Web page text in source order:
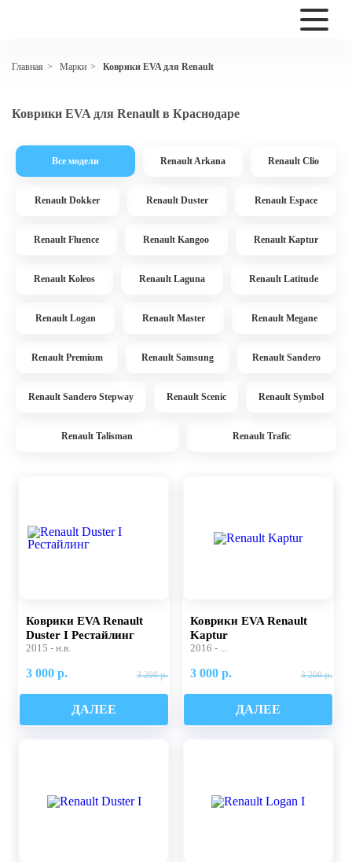
Главная > Марки > Коврики EVA для Renault
Коврики EVA для Renault в Краснодаре
Все модели Renault Arkana Renault Clio
Renault Dokker Renault Duster Renault Espace
Renault Fluence Renault Kangoo Renault Kaptur
Renault Koleos Renault Laguna Renault Latitude
Renault Logan Renault Master Renault Megane
Renault Premium Renault Samsung Renault Sandero
Renault Sandero Stepway Renault Scenic Renault Symbol
Renault Talisman Renault Trafic
Коврики EVA Renault
Duster I Рестайлинг
2015 - н.в.
3 000 р. 3 200 р.
ДАЛЕЕ
Коврики EVA Renault
Kaptur
2016 - ...
3 000 р. 3 200 р.
ДАЛЕЕ